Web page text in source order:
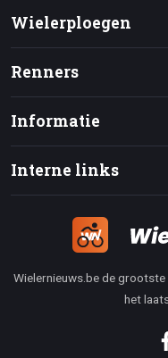
Wielerploegen
Renners
Informatie
Interne links
Wielernieuws.be de grootste
het